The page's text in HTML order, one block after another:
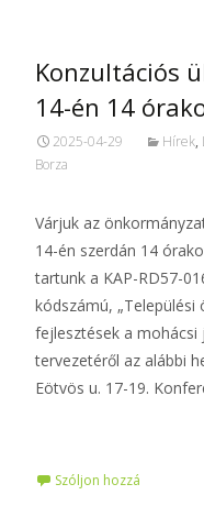
Konzultációs
14-én 14
2025-04-29 Hírek,
Borza
Várjuk az
14-én szerdán 14
tartunk a KAP-RD57-
kódszámú, „Települési
fejlesztések a mohácsi
tervezetéről az alábbi
Eötvös u. 17-19.
Szóljon hozzá